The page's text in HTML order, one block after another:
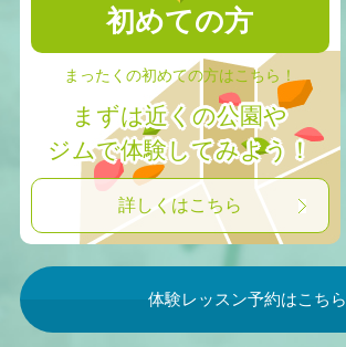
初めての方
まったくの初めての方はこちら！
まずは近くの公園や
ジムで体験してみよう！
詳しくはこちら
体験レッスン予約はこちら